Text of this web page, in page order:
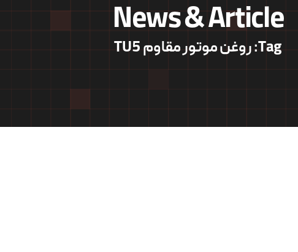
News & Article
Tag: روغن موتور مقاوم TU5